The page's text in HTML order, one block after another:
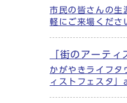
市民の皆さんの生
軽にご来場くださ
「街のアーテ
かがやきライフタ
ィストフェスタ